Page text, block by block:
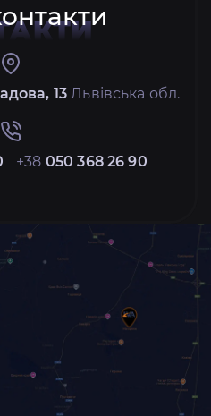
13 Львівська обл.
+38 050 368 26 90